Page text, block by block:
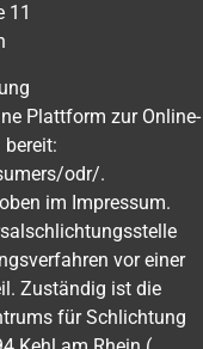
11
Plattform zur Online-
bereit:
odr/.
im Impressum.
vor einer
Zuständig ist die
für Schlichtung